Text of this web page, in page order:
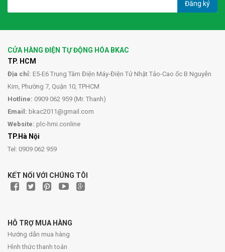
Đăng ký
CỬA HÀNG ĐIỆN TỰ ĐỘNG HÓA BKAC
TP. HCM
Địa chỉ: E5-E6 Trung Tâm Điện Máy-Điện Tử Nhật Tảo-Cao ốc B Nguyễn
Kim, Phường 7, Quận 10, TPHCM
Hotline: 0909 062 959 (Mr. Thanh)
Email: bkac2011@gmail.com
Website: plc-hmi.conline
TP.Hà Nội
Tel: 0909 062 959
KẾT NỐI VỚI CHÚNG TÔI
HỖ TRỢ MUA HÀNG
Hướng dẫn mua hàng
Hình thức thanh toán